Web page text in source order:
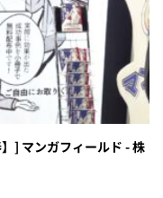
] マンガフィールド - 株